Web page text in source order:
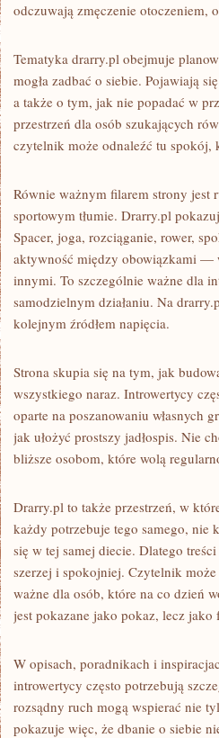
odczuwają zmęczenie otoczeniem,
Tematyka drarry.pl obejmuje
mogła zadbać o siebie. Pojawiają
a także o tym, jak nie popadać w
przestrzeń dla osób szukających
czytelnik może odnaleźć tu spokój,
Równie ważnym filarem strony jest
sportowym tłumie. Drarry.pl
Spacer, joga, rozciąganie, rower,
aktywność między obowiązkami —
innymi. To szczególnie ważne dla
samodzielnym działaniu. Na
kolejnym źródłem napięcia.
Strona skupia się na tym, jak
wszystkiego naraz. Introwertycy
oparte na poszanowaniu własnych
jak ułożyć prostszy jadłospis. Nie
bliższe osobom, które wolą
Drarry.pl to także przestrzeń, w
każdy potrzebuje tego samego, nie
się w tej samej diecie. Dlatego
szerzej i spokojniej. Czytelnik
ważne dla osób, które na co dzień
jest pokazane jako pokaz, lecz jako
W opisach, poradnikach i
introwertycy często potrzebują
rozsądny ruch mogą wspierać nie
pokazuje więc, że dbanie o siebie